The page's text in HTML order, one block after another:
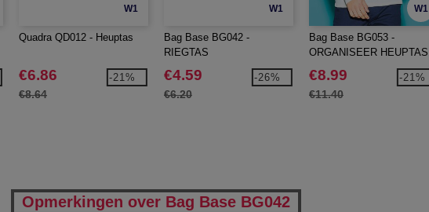
W1
Quadra QD012 - Heuptas
€6.86
€8.64
-21%
W1
Bag Base BG042 -
RIEGTAS
€4.59
€6.20
-26%
W1
Bag Base BG053 -
ORGANISEER HEUPTAS
€8.99
€11.40
-21%
Opmerkingen over Bag Base BG042